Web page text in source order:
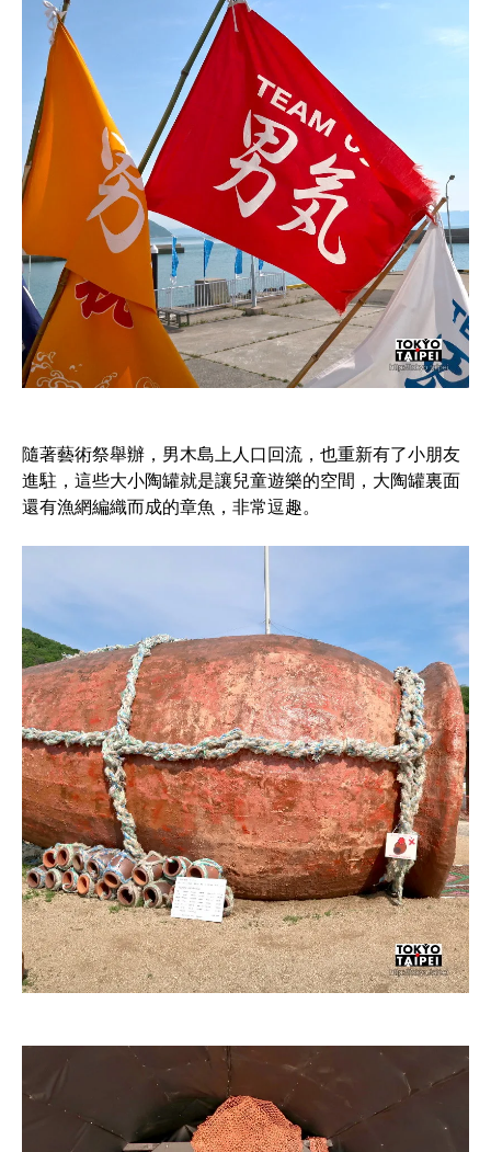
隨著藝術祭舉辦，男木島上人口回流，也重新有了小朋友
進駐，這些大小陶罐就是讓兒童遊樂的空間，大陶罐裏面
還有漁網編織而成的章魚，非常逗趣。